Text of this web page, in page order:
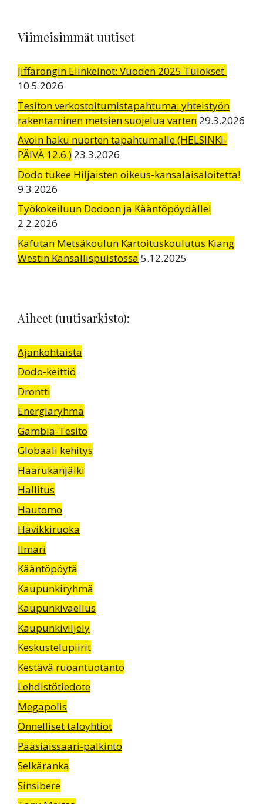
Viimeisimmät uutiset
Jiffarongin Elinkeinot: Vuoden 2025 Tulokset
10.5.2026
Tesiton verkostoitumistapahtuma: yhteistyön
rakentaminen metsien suojelua varten 29.3.2026
Avoin haku nuorten tapahtumalle (HELSINKI-
PÄIVÄ 12.6.) 23.3.2026
Dodo tukee Hiljaisten oikeus-kansalaisaloitetta!
9.3.2026
Työkokeiluun Dodoon ja Kääntöpöydälle!
2.2.2026
Kafutan Metsäkoulun Kartoituskoulutus Kiang
Westin Kansallispuistossa 5.12.2025
Aiheet (uutisarkisto):
Ajankohtaista
Dodo-keittiö
Drontti
Energiaryhmä
Gambia-Tesito
Globaali kehitys
Haarukanjälki
Hallitus
Hautomo
Hävikkiruoka
Ilmari
Kääntöpöytä
Kaupunkiryhmä
Kaupunkivaellus
Kaupunkiviljely
Keskustelupiirit
Kestävä ruoantuotanto
Lehdistötiedote
Megapolis
Onnelliset taloyhtiöt
Pääsiäissaari-palkinto
Selkäranka
Sinsibere